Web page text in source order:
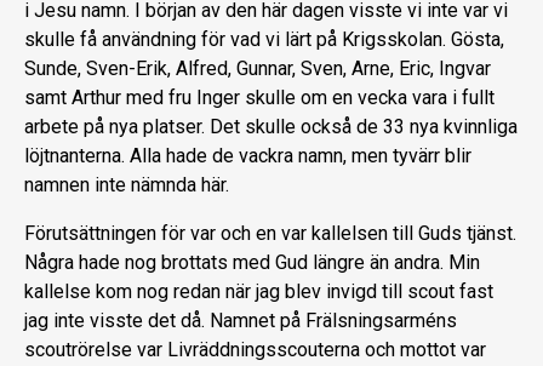
i Jesu namn. I början av den här dagen visste vi inte var vi
skulle få användning för vad vi lärt på Krigsskolan. Gösta,
Sunde, Sven-Erik, Alfred, Gunnar, Sven, Arne, Eric, Ingvar
samt Arthur med fru Inger skulle om en vecka vara i fullt
arbete på nya platser. Det skulle också de 33 nya kvinnliga
löjtnanterna. Alla hade de vackra namn, men tyvärr blir
namnen inte nämnda här.
Förutsättningen för var och en var kallelsen till Guds tjänst.
Några hade nog brottats med Gud längre än andra. Min
kallelse kom nog redan när jag blev invigd till scout fast
jag inte visste det då. Namnet på Frälsningsarméns
scoutrörelse var Livräddningsscouterna och mottot var